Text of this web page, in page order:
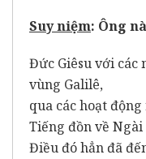
Suy niệm: Ông
Đức Giêsu với các
vùng Galilê,
qua các hoạt
Tiếng đồn về
Điều đó hẳn đã